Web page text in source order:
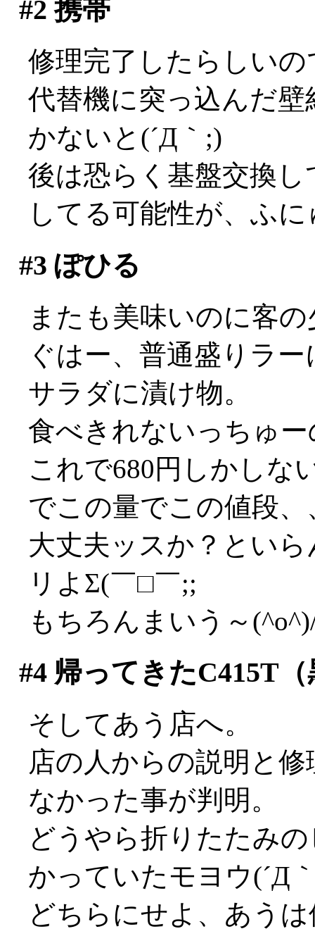
#2 携帯
修理完了したらしい
代替機に突っ込んだ
かないと(´Д｀;)
後は恐らく基盤交換
してる可能性が、ふに
#3 ぽひる
またも美味いのに客
ぐはー、普通盛りラ
サラダに漬け物。
食べきれないっちゅー
これで680円しかしな
でこの量でこの値段、
大丈夫ッスか？とい
リよΣ(￣□￣;;
もちろんまいう～
#4帰ってきたC415T（
そしてあう店へ。
店の人からの説明と
なかった事が判明。
どうやら折りたたみ
かっていたモヨウ(´Д
どちらにせよ、あう